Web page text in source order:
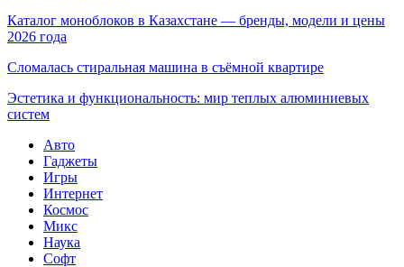
Каталог моноблоков в Казахстане — бренды, модели и цены
2026 года
Сломалась стиральная машина в съёмной квартире
Эстетика и функциональность: мир теплых алюминиевых
систем
Авто
Гаджеты
Игры
Интернет
Космос
Микс
Наука
Софт